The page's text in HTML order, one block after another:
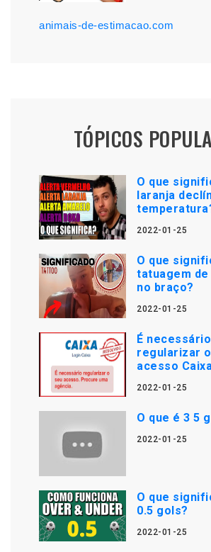
animais-de-estimacao.com
TÓPICOS
O que
laranja
2022-01-25
O que
tatuagem
no braço?
2022-01-25
É necessário
regularizar
acesso
2022-01-25
O que é 3 5
2022-01-25
O que
0.5 gols?
2022-01-25